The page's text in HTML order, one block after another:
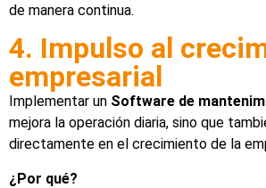
de manera continua.
4. Impulso al
empresarial
Implementar un Software de
mejora la operación diaria, sino que
directamente en el crecimiento de la
¿Por qué?